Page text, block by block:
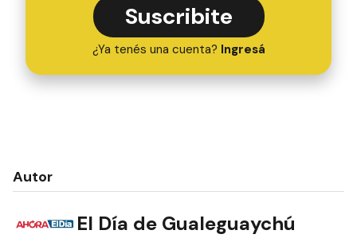
Suscribite
¿Ya tenés una cuenta? Ingresá
Autor
El Día de Gualeguaychú